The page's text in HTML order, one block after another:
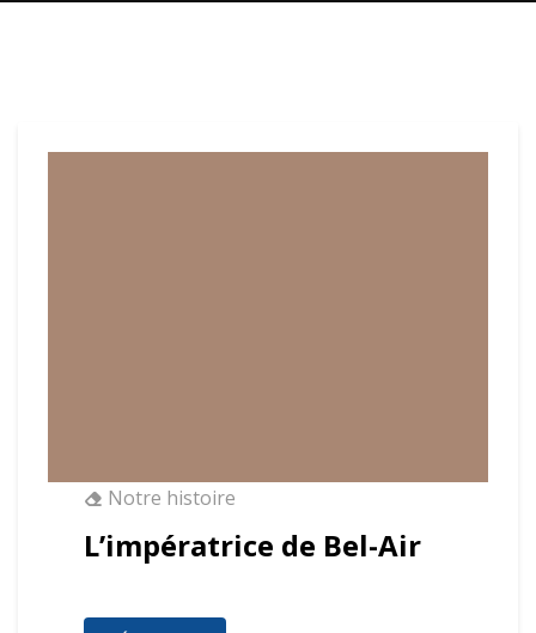
Notre histoire
L’impératrice de Bel-Air